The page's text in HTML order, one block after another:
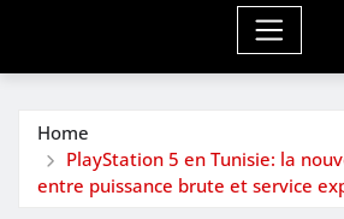
Home
PlayStation 5 en Tunisie: la
entre puissance brute et service